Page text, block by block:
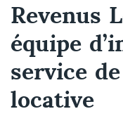
Revenus
équipe
service
locative